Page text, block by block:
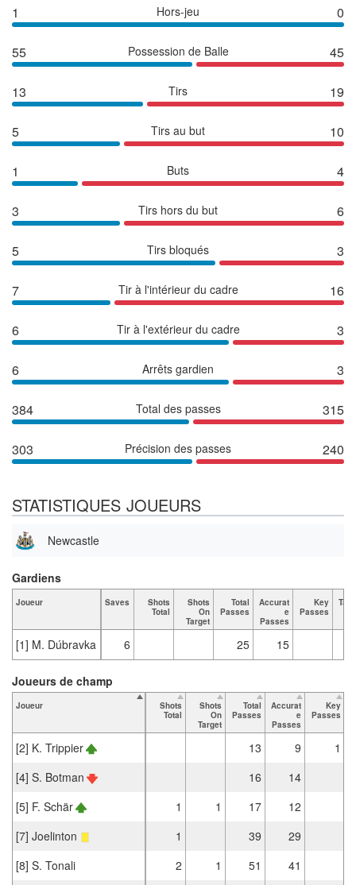
1 Hors-jeu 0
55 Possession de Balle 45
13 Tirs 19
5 Tirs au but 10
1 Buts 4
3 Tirs hors du but 6
5 Tirs bloqués 3
7 Tir à l'intérieur du cadre 16
6 Tir à l'extérieur du cadre 3
6 Arrêts gardien 3
384 Total des passes 315
303 Précision des passes 240
STATISTIQUES JOUEURS
Newcastle
Joueur Saves
Shots
Total
Shots
On
Target
Total
Passes
Accurat
e
Passes
Key
Passes
[1] M. Dúbravka 6 25 15
Gardiens
Joueur
Shots
Total
Shots
On
Target
Total
Passes
Accurat
e
Passes
Key
Passes
[2] K. Trippier 13 9
1
[4] S. Botman
16
14
[5] F. Schär
1 1 17
12
[7] Joelinton
1 39
29
[8] S. Tonali
2 1 51
41
Joueurs de champ